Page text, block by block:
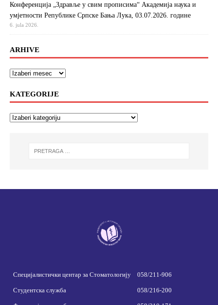
Конференција „Здравље у свим прописима“ Академија наука и
умјетности Републике Српске Бања Лука, 03.07.2026. године
6. jula 2026.
ARHIVE
KATEGORIJE
Специјалистички центар за Стоматологију 058/211-906
Студентска служба 058/216-200